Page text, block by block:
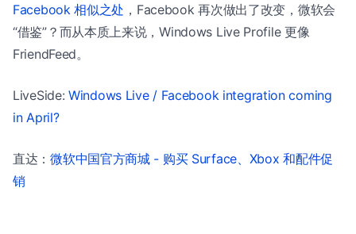
Facebook 相似之处 ，Facebook 再次做出了改变，微软会
“借鉴”？而从本质上来说，Windows Live Profile 更像
FriendFeed。
LiveSide:Windows Live / Facebook integration coming
in April?
直达：微软中国官方商城 - 购买 Surface、Xbox 和配件促
销